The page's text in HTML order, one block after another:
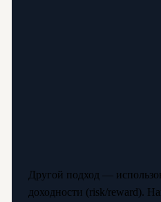
Другой подход —
доходности (risk/reward).